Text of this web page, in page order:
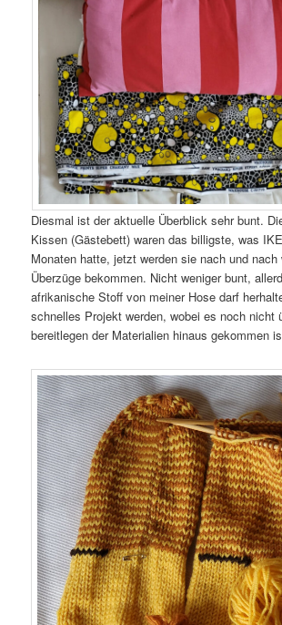
Diesmal ist der aktuelle Überblick sehr bunt.
Kissen (Gästebett) waren das billigste, was
Monaten hatte, jetzt werden sie nach und nach
Überzüge bekommen. Nicht weniger bunt,
afrikanische Stoff von meiner Hose darf
schnelles Projekt werden, wobei es noch nicht
bereitlegen der Materialien hinaus gekommen